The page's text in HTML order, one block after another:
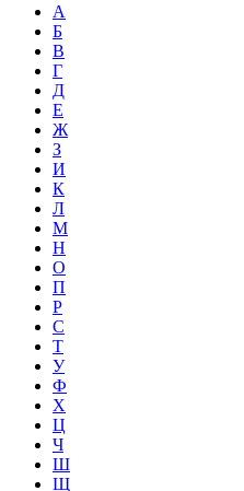
А
Б
В
Г
Д
Е
Ж
З
И
К
Л
М
Н
О
П
Р
С
Т
У
Ф
Х
Ц
Ч
Ш
Щ